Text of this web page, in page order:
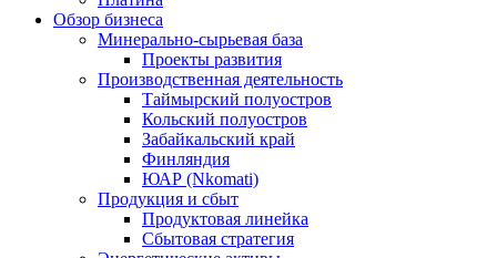
Обзор бизнеса
Минерально-сырьевая база
Проекты развития
Производственная деятельность
Таймырский полуостров
Кольский полуостров
Забайкальский край
Финляндия
ЮАР (Nkomati)
Продукция и сбыт
Продуктовая линейка
Сбытовая стратегия